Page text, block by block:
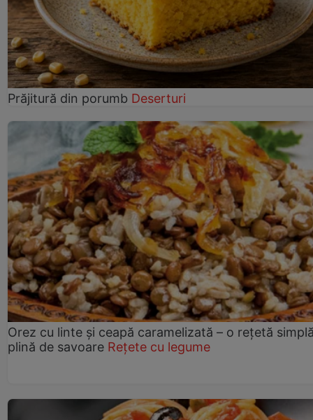
Prăjitură din porumb Deserturi
Orez cu linte și ceapă caramelizată – o rețetă
plină de savoare Rețete cu legume